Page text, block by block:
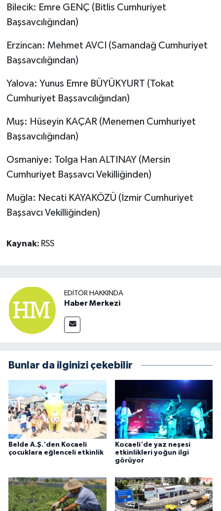
Bilecik: Emre GENÇ (Bitlis Cumhuriyet
Başsavcılığından)
Erzincan: Mehmet AVCI (Samandağ Cumhuriyet
Başsavcılığından)
Yalova: Yunus Emre BÜYÜKYURT (Tokat
Cumhuriyet Başsavcılığından)
Muş: Hüseyin KAÇAR (Menemen Cumhuriyet
Başsavcılığından)
Osmaniye: Tolga Han ALTINAY (Mersin
Cumhuriyet Başsavcı Vekilliğinden)
Muğla: Necati KAYAKÖZÜ (İzmir Cumhuriyet
Başsavcı Vekilliğinden)
Kaynak: RSS
EDITÖR HAKKINDA
Haber Merkezi
Bunlar da ilginizi çekebilir
Belde A.Ş.'den Kocaeli
çocuklara eğlenceli etkinlik
Kocaeli'de yaz neşesi
etkinlikleri yoğun ilgi
görüyor